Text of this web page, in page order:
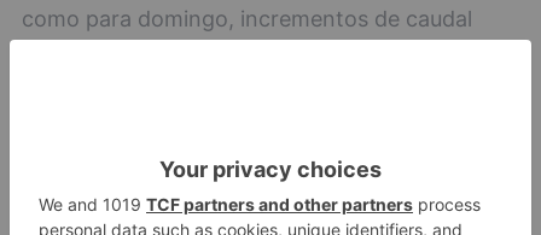
como para domingo, incrementos de caudal
crecidas ríos